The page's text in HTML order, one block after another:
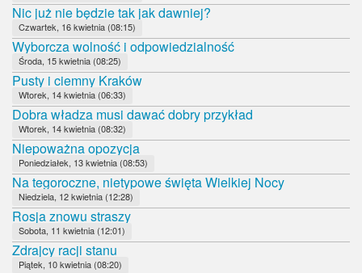
Nic już nie będzie tak jak dawniej?
Czwartek, 16 kwietnia (08:15)
Wyborcza wolność i odpowiedzialność
Środa, 15 kwietnia (08:25)
Pusty i ciemny Kraków
Wtorek, 14 kwietnia (06:33)
Dobra władza musi dawać dobry przykład
Wtorek, 14 kwietnia (08:32)
Niepoważna opozycja
Poniedziałek, 13 kwietnia (08:53)
Na tegoroczne, nietypowe święta Wielkiej Nocy
Niedziela, 12 kwietnia (12:28)
Rosja znowu straszy
Sobota, 11 kwietnia (12:01)
Zdrajcy racji stanu
Piątek, 10 kwietnia (08:20)